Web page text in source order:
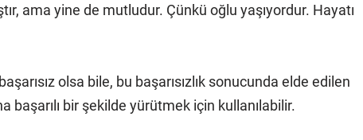
ama yine de mutludur. Çünkü oğlu yaşıyordur. Hayatı
olsa bile, bu başarısızlık sonucunda elde edilen
bir şekilde yürütmek için kullanılabilir.